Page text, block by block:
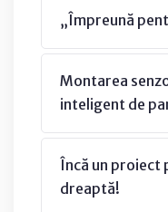
„Împreună
Montarea
inteligent de
Încă un proiect
dreaptă!